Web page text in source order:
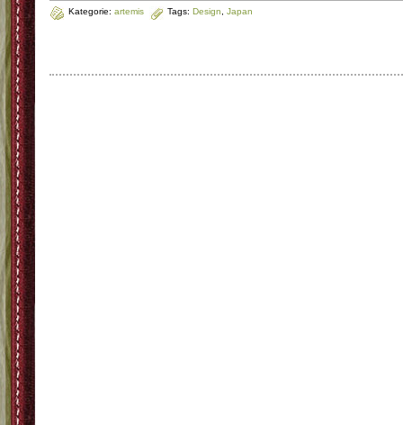
Kategorie: artemis Tags: Design Japan